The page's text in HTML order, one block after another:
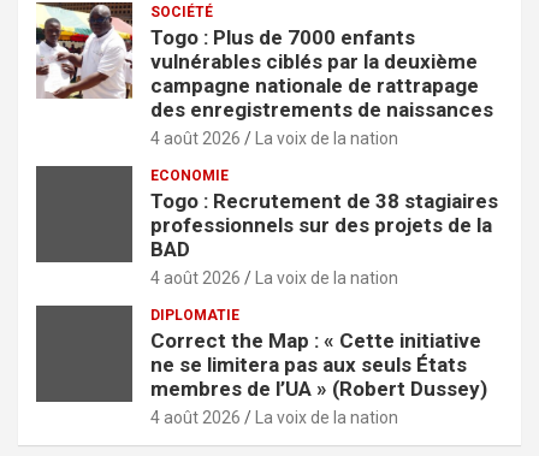
SOCIÉTÉ
Togo : Plus de 7000 enfants
vulnérables ciblés par la deuxième
campagne nationale de rattrapage
des enregistrements de naissances
4 août 2026 La voix de la nation
ECONOMIE
Togo : Recrutement de 38 stagiaires
professionnels sur des projets de la
BAD
4 août 2026 La voix de la nation
DIPLOMATIE
Correct the Map : « Cette initiative
ne se limitera pas aux seuls États
membres de l’UA » (Robert Dussey)
4 août 2026 La voix de la nation